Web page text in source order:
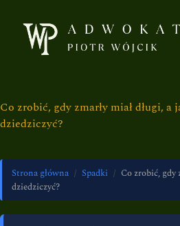
Co zrobić, gdy zmarły miał długi, a
dziedziczyć?
Strona główna / Spadki / Co zrobić, gdy
dziedziczyć?